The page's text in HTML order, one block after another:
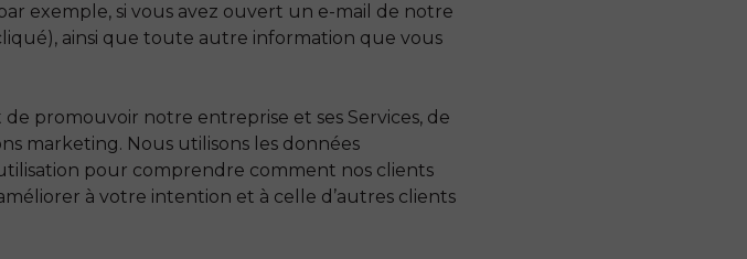
exemple, si vous avez ouvert un e-mail de notre
ainsi que toute autre information que vous
promouvoir notre entreprise et ses Services, de
marketing. Nous utilisons les données
pour comprendre comment nos clients
à votre intention et à celle d’autres clients